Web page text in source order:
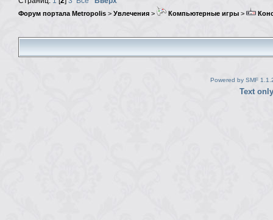
Форум портала Metropolis > Увлечения > Компьютерные игры >
Powered by SMF
Text